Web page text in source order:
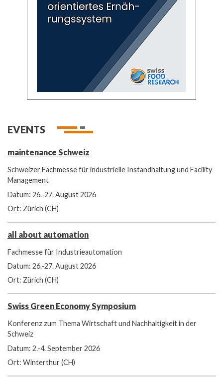
EVENTS
maintenance Schweiz
Schweizer Fachmesse für industrielle Instandhaltung und Facility
Management
Datum: 26.-27. August 2026
Ort: Zürich (CH)
all about automation
Fachmesse für Industrieautomation
Datum: 26.-27. August 2026
Ort: Zürich (CH)
Swiss Green Economy Symposium
Konferenz zum Thema Wirtschaft und Nachhaltigkeit in der
Schweiz
Datum: 2.-4. September 2026
Ort: Winterthur (CH)